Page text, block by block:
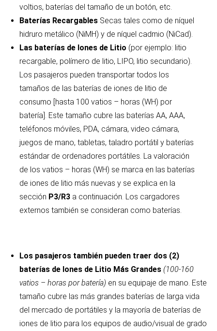
voltios, baterías del tamaño de un botón, etc.
Baterías Recargables Secas tales como de níquel
hidruro metálico (NiMH) y de níquel cadmio (NiCad).
Las baterías de Iones de Litio (por ejemplo: litio
recargable, polímero de litio, LIPO, litio secundario).
Los pasajeros pueden transportar todos los
tamaños de las baterías de iones de litio de
consumo [hasta 100 vatios – horas (WH) por
batería]. Este tamaño cubre las baterías AA, AAA,
teléfonos móviles, PDA, cámara, video cámara,
juegos de mano, tabletas, taladro portátil y baterías
estándar de ordenadores portátiles. La valoración
de los vatios – horas (WH) se marca en las baterías
de iones de litio más nuevas y se explica en la
sección P3/R3 a continuación. Los cargadores
externos también se consideran como baterías.
Los pasajeros también pueden traer dos (2)
baterías de Iones de Litio Más Grandes (100-160
vatios – horas por batería) en su equipaje de mano. Este
tamaño cubre las más grandes baterías de larga vida
del mercado de portátiles y la mayoría de baterías de
iones de litio para los equipos de audio/visual de grado